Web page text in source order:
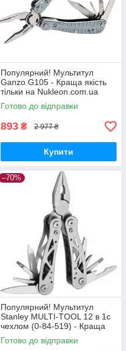
Популярний! Мультитул
Ganzo G105 - Краща якість
тільки на Nukleon.com.ua
Готово до відправки
893 ₴ 2 977 ₴
Купити
–70%
Популярний! Мультитул
Stanley MULTI-TOOL 12 в 1с
чехлом (0-84-519) - Краща
якість тільки на
Nukleon.com.ua
Готово до відправки